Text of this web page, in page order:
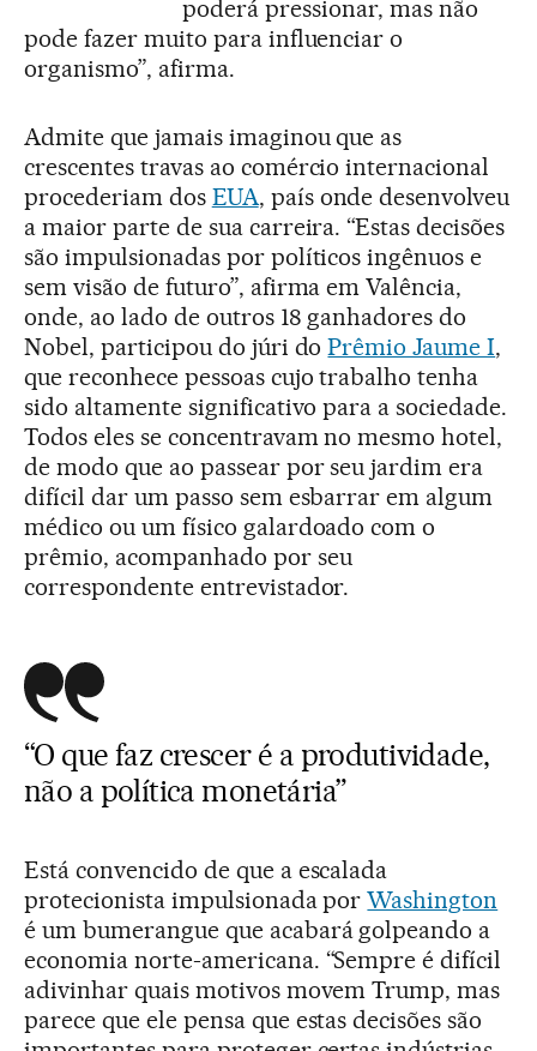
poderá pressionar, mas não
pode fazer muito para influenciar o
organismo”, afirma.
Admite que jamais imaginou que as
crescentes travas ao comércio internacional
procederiam dos EUA, país onde desenvolveu
a maior parte de sua carreira. “Estas decisões
são impulsionadas por políticos ingênuos e
sem visão de futuro”, afirma em Valência,
onde, ao lado de outros 18 ganhadores do
Nobel, participou do júri doPrêmio Jaume I,
que reconhece pessoas cujo trabalho tenha
sido altamente significativo para a sociedade.
Todos eles se concentravam no mesmo hotel,
de modo que ao passear por seu jardim era
difícil dar um passo sem esbarrar em algum
médico ou um físico galardoado com o
prêmio, acompanhado por seu
correspondente entrevistador.
“O que faz crescer é a produtividade,
não a política monetária”
Está convencido de que a escalada
protecionista impulsionada porWashington
é um bumerangue que acabará golpeando a
economia norte-americana. “Sempre é difícil
adivinhar quais motivos movem Trump, mas
parece que ele pensa que estas decisões são